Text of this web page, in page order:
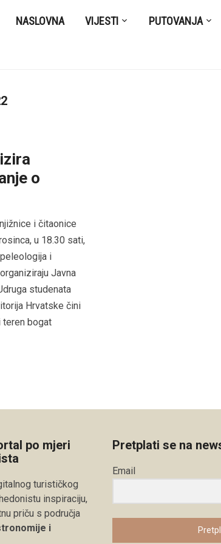
NASLOVNA VIJESTI PUTOVANJA
o
i čitaonice
u 18.30 sati,
i
Javna
studenata
Hrvatske čini
bogat
po mjeri
turističkog
inspiraciju,
priču s područja
i
Pretplati se na
Email